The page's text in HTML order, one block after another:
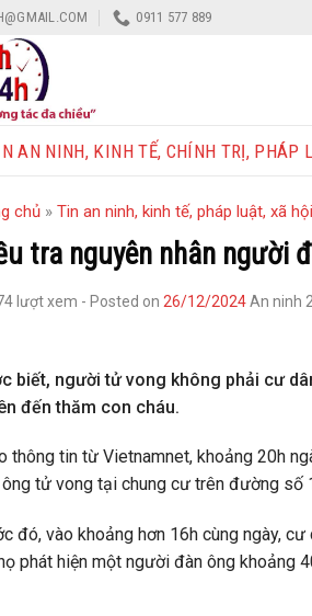
0911 577 889
AN NINH, KINH TẾ, CHÍNH TRỊ, PHÁP
chủ» Tin an ninh, kinh tế, pháp luật, xã hội
tra nguyên nhân người
lượt xem - Posted on 26/12/2024An ninh
biết, người tử vong không phải cư
đến thăm con cháu.
thông tin từ Vietnamnet, khoảng 20h
tử vong tại chung cư trên đường số
đó, vào khoảng hơn 16h cùng ngày,
phát hiện một người đàn ông khoảng